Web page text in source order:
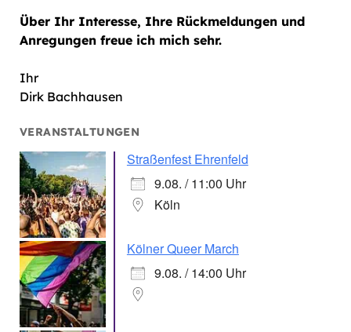
Über Ihr Interesse, Ihre Rückmeldungen und
Anregungen freue ich mich sehr.
Ihr
Dirk Bachhausen
VERANSTALTUNGEN
Straßenfest Ehrenfeld
9.08. / 11:00 Uhr
Köln
Kölner Queer March
9.08. / 14:00 Uhr